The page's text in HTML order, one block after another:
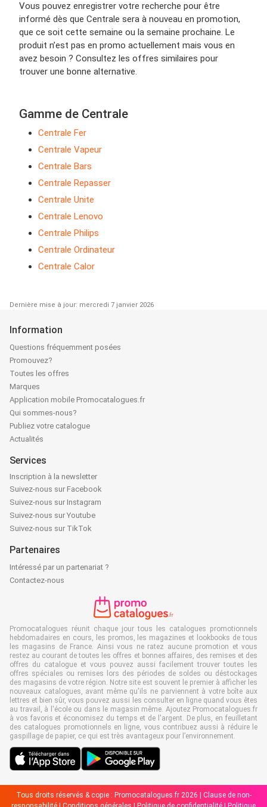
Vous pouvez enregistrer votre recherche pour être
informé dès que Centrale sera à nouveau en promotion,
que ce soit cette semaine ou la semaine prochaine. Le
produit n’est pas en promo actuellement mais vous en
avez besoin ? Consultez les offres similaires pour
trouver une bonne alternative.
Gamme de Centrale
Centrale Fer
Centrale Vapeur
Centrale Bars
Centrale Repasser
Centrale Unite
Centrale Lenovo
Centrale Philips
Centrale Ordinateur
Centrale Calor
Dernière mise à jour: mercredi 7 janvier 2026
Information
Questions fréquemment posées
Promouvez?
Toutes les offres
Marques
Application mobile Promocatalogues.fr
Qui sommes-nous?
Publiez votre catalogue
Actualités
Services
Inscription à la newsletter
Suivez-nous sur Facebook
Suivez-nous sur Instagram
Suivez-nous sur Youtube
Suivez-nous sur TikTok
Partenaires
Intéressé par un partenariat ?
Contactez-nous
Promocatalogues réunit chaque jour tous les catalogues promotionnels
hebdomadaires en cours, les promos, les magazines et lookbooks de tous
les magasins de France. Ainsi vous ne ratez aucune promotion et vous
restez au courant de toutes les offres et bonnes affaires, des remises et des
offres du catalogue et vous pouvez aussi facilement trouver toutes les
offres spéciales ou remises lors des périodes de soldes ou déstockages
des magasins de votre région. Notre site est souvent le premier à afficher les
nouveaux catalogues, avant même qu'ils ne parviennent à votre boîte aux
lettres et bien sûr, vous pouvez aussi les consulter en ligne quand vous êtes
au travail, à l'école ou dans le magasin même. Ajoutez Promocatalogues.fr
à vos favoris et économisez du temps et de l'argent. De plus, en feuilletant
des catalogues promotionnels en ligne, vous contribuez aussi à réduire le
gaspillage de papier, ce qui est très avantageux pour l’environnement.
Tous droits réservés & copie : Promocatalogues.fr 2026 | Clause de non-